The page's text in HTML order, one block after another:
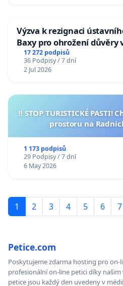
Výzva k rezignaci
Baxy pro ohrožení důvěry
17 272 podpisů
36 Podpisy / 7 dní
2 Jul 2026
‼️ STOP TURISTICKÉ
prostoru na
1 173 podpisů
29 Podpisy / 7 dní
6 May 2026
1 2 3 4 5 6 7
Petice.com
Poskytujeme zdarma hosting pro on-
profesionální on-line petici díky
petice jsou každý den uvedeny v